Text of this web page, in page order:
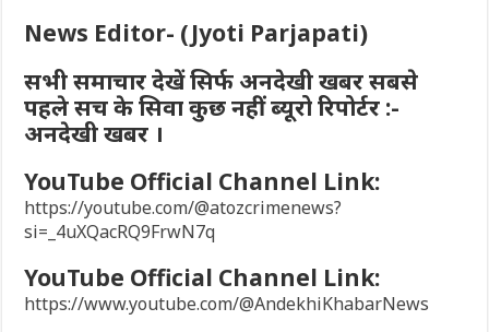
News Editor- (Jyoti Parjapati)
सभी समाचार देखें सिर्फ अनदेखी खबर सबसे
पहले सच के सिवा कुछ नहीं ब्यूरो रिपोर्टर :-
अनदेखी खबर ।
YouTube Official Channel Link:
https://youtube.com/@atozcrimenews?
si=_4uXQacRQ9FrwN7q
YouTube Official Channel Link:
https://www.youtube.com/@AndekhiKhabarNews